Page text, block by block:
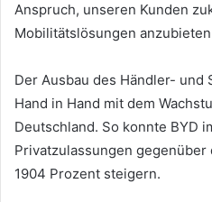
Anspruch, unseren Kunden
Mobilitätslösungen
Der Ausbau des Händler- und
Hand in Hand mit dem
Deutschland. So konnte BYD
Privatzulassungen gegenüber
1904 Prozent steigern.